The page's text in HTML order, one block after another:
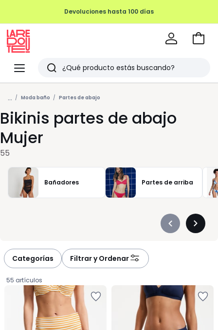
REMATE FINAL HASTA -70%
Menu
Redoute
Buscar
Últimos
artículos
vistos
Ir
... Moda baño Partes de abajo
Bikinis partes de abajo
Mujer
55
Bañadores Partes de arriba
Précédent
Categorías Filtrar y Ordenar
55 artículos